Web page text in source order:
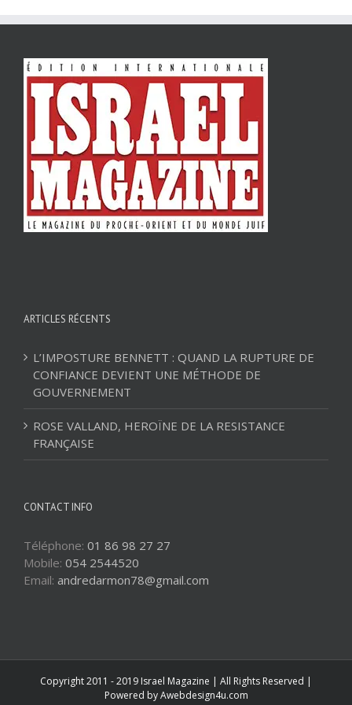
ARTICLES RÉCENTS
L’IMPOSTURE BENNETT : QUAND LA RUPTURE DE
CONFIANCE DEVIENT UNE MÉTHODE DE
GOUVERNEMENT
ROSE VALLAND, HEROÏNE DE LA RESISTANCE
FRANÇAISE
CONTACT INFO
Téléphone: 01 86 98 27 27
Mobile: 054 2544520
Email: andredarmon78@gmail.com
Copyright 2011 - 2019 Israel Magazine | All Rights Reserved |
Powered byAwebdesign4u.com